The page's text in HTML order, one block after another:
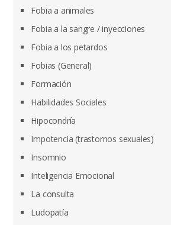
Fobia a animales
Fobia a la sangre / inyecciones
Fobia a los petardos
Fobias (General)
Formación
Habilidades Sociales
Hipocondría
Impotencia (trastornos sexuales)
Insomnio
Inteligencia Emocional
La consulta
Ludopatía